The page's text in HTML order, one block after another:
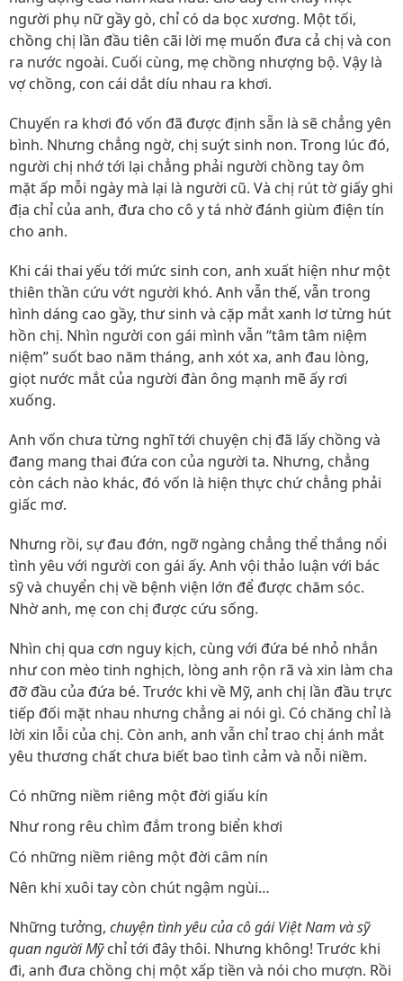
người phụ nữ gầy gò, chỉ có da bọc xương. Một tối,
chồng chị lần đầu tiên cãi lời mẹ muốn đưa cả chị và con
ra nước ngoài. Cuối cùng, mẹ chồng nhượng bộ. Vậy là
vợ chồng, con cái dắt díu nhau ra khơi.
Chuyến ra khơi đó vốn đã được định sẵn là sẽ chẳng yên
bình. Nhưng chẳng ngờ, chị suýt sinh non. Trong lúc đó,
người chị nhớ tới lại chẳng phải người chồng tay ôm
mặt ấp mỗi ngày mà lại là người cũ. Và chị rút tờ giấy ghi
địa chỉ của anh, đưa cho cô y tá nhờ đánh giùm điện tín
cho anh.
Khi cái thai yếu tới mức sinh con, anh xuất hiện như một
thiên thần cứu vớt người khó. Anh vẫn thế, vẫn trong
hình dáng cao gầy, thư sinh và cặp mắt xanh lơ từng hút
hồn chị. Nhìn người con gái mình vẫn “tâm tâm niệm
niệm” suốt bao năm tháng, anh xót xa, anh đau lòng,
giọt nước mắt của người đàn ông mạnh mẽ ấy rơi
xuống.
Anh vốn chưa từng nghĩ tới chuyện chị đã lấy chồng và
đang mang thai đứa con của người ta. Nhưng, chẳng
còn cách nào khác, đó vốn là hiện thực chứ chẳng phải
giấc mơ.
Nhưng rồi, sự đau đớn, ngỡ ngàng chẳng thể thắng nổi
tình yêu với người con gái ấy. Anh vội thảo luận với bác
sỹ và chuyển chị về bệnh viện lớn để được chăm sóc.
Nhờ anh, mẹ con chị được cứu sống.
Nhìn chị qua cơn nguy kịch, cùng với đứa bé nhỏ nhắn
như con mèo tinh nghịch, lòng anh rộn rã và xin làm cha
đỡ đầu của đứa bé. Trước khi về Mỹ, anh chị lần đầu trực
tiếp đối mặt nhau nhưng chẳng ai nói gì. Có chăng chỉ là
lời xin lỗi của chị. Còn anh, anh vẫn chỉ trao chị ánh mắt
yêu thương chất chưa biết bao tình cảm và nỗi niềm.
Có những niềm riêng một đời giấu kín
Như rong rêu chìm đắm trong biển khơi
Có những niềm riêng một đời câm nín
Nên khi xuôi tay còn chút ngậm ngùi…
Những tưởng, chuyện tình yêu của cô gái Việt Nam và sỹ
quan người Mỹchỉ tới đây thôi. Nhưng không! Trước khi
đi, anh đưa chồng chị một xấp tiền và nói cho mượn. Rồi